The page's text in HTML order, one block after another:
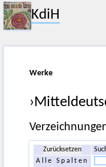
KdiH
Werke
Zurücksetzen
Alle Spalten